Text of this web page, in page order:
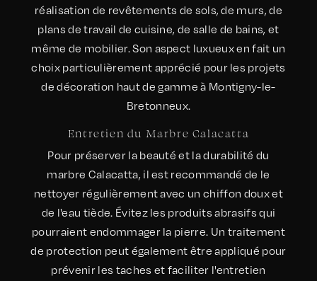
réalisation de revêtements de sols, de murs, de
plans de travail de cuisine, de salle de bains, et
même de mobilier. Son aspect luxueux en fait un
choix particulièrement apprécié pour les projets
de décoration haut de gamme à Montigny-le-
Bretonneux.
Entretien du Marbre Calacatta
Pour préserver la beauté et la durabilité du
marbre Calacatta, il est recommandé de le
nettoyer régulièrement avec un chiffon doux et
de l'eau tiède. Évitez les produits abrasifs qui
pourraient endommager la pierre. Un traitement
de protection peut également être appliqué pour
prévenir les taches et faciliter l'entretien